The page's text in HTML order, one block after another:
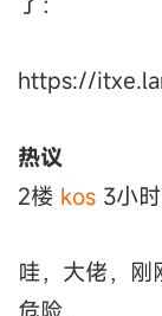
https://
热议
2楼 kos 3小
哇，大佬，